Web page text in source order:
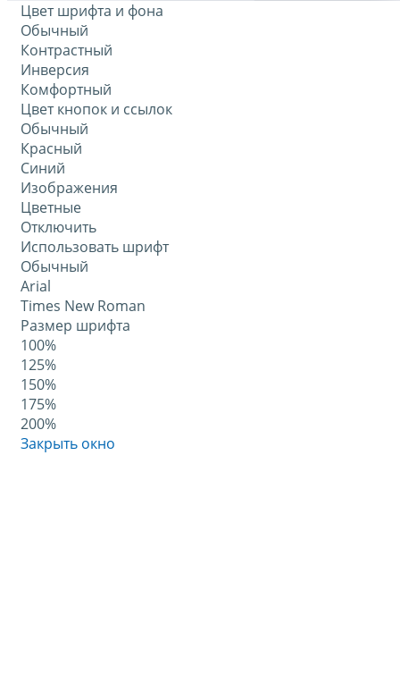
Цвет шрифта и фона
Обычный
Контрастный
Инверсия
Комфортный
Цвет кнопок и ссылок
Обычный
Красный
Синий
Изображения
Цветные
Отключить
Использовать шрифт
Обычный
Arial
Times New Roman
Размер шрифта
100%
125%
150%
175%
200%
Закрыть окно